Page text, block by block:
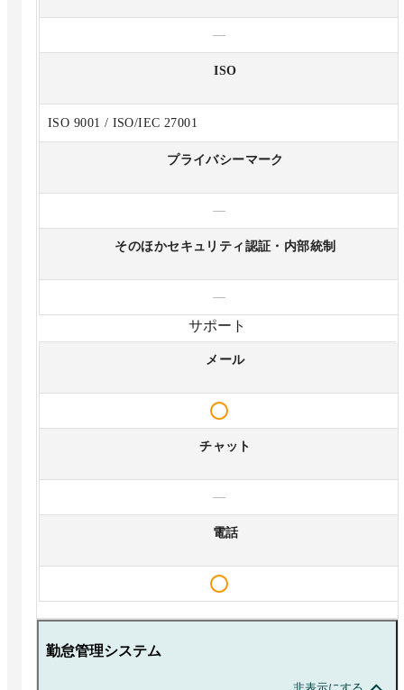
—
ISO
ISO 9001 / ISO/IEC 27001
プライバシーマーク
—
そのほかセキュリティ認証・内部統制
—
サポート
メール
チャット
—
電話
勤怠管理システム